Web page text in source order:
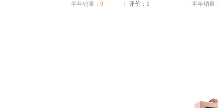
半年销量： 0 评价：1 半年销量